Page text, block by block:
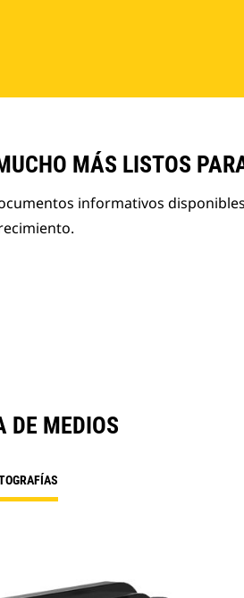
MÁS LISTOS
informativos
DE MEDIOS